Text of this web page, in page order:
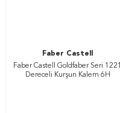
Faber Castell
Faber Castell Goldfaber Seri 1221
Dereceli Kurşun Kalem 6H